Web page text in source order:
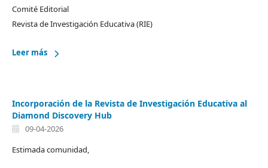
Comité Editorial
Revista de Investigación Educativa (RIE)
Leer más
Incorporación de la Revista de Investigación Educativa al
Diamond Discovery Hub
09-04-2026
Estimada comunidad,